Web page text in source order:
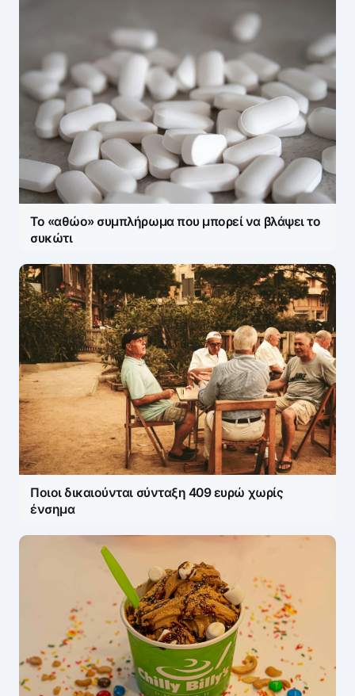
Το «αθώο» συμπλήρωμα που μπορεί να βλάψει το
συκώτι
Ποιοι δικαιούνται σύνταξη 409 ευρώ χωρίς
ένσημα